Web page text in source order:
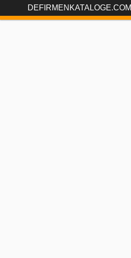
DEFIRMENKATALOGE.COM